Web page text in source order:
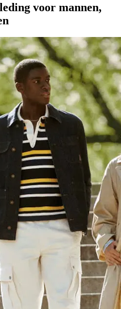
voor mannen,